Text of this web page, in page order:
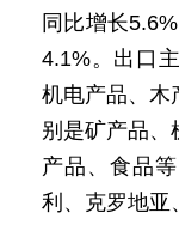
同比增长
4.1%。出口
机电产品、木
别是矿产品、
产品、食品
利、克罗地亚